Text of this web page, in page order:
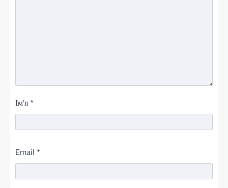
Ім'я *
Email *